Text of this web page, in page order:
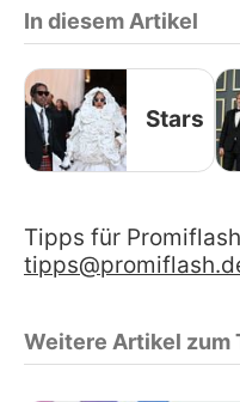
In diesem Artikel
Stars
Tipps für
Weitere Artikel zum